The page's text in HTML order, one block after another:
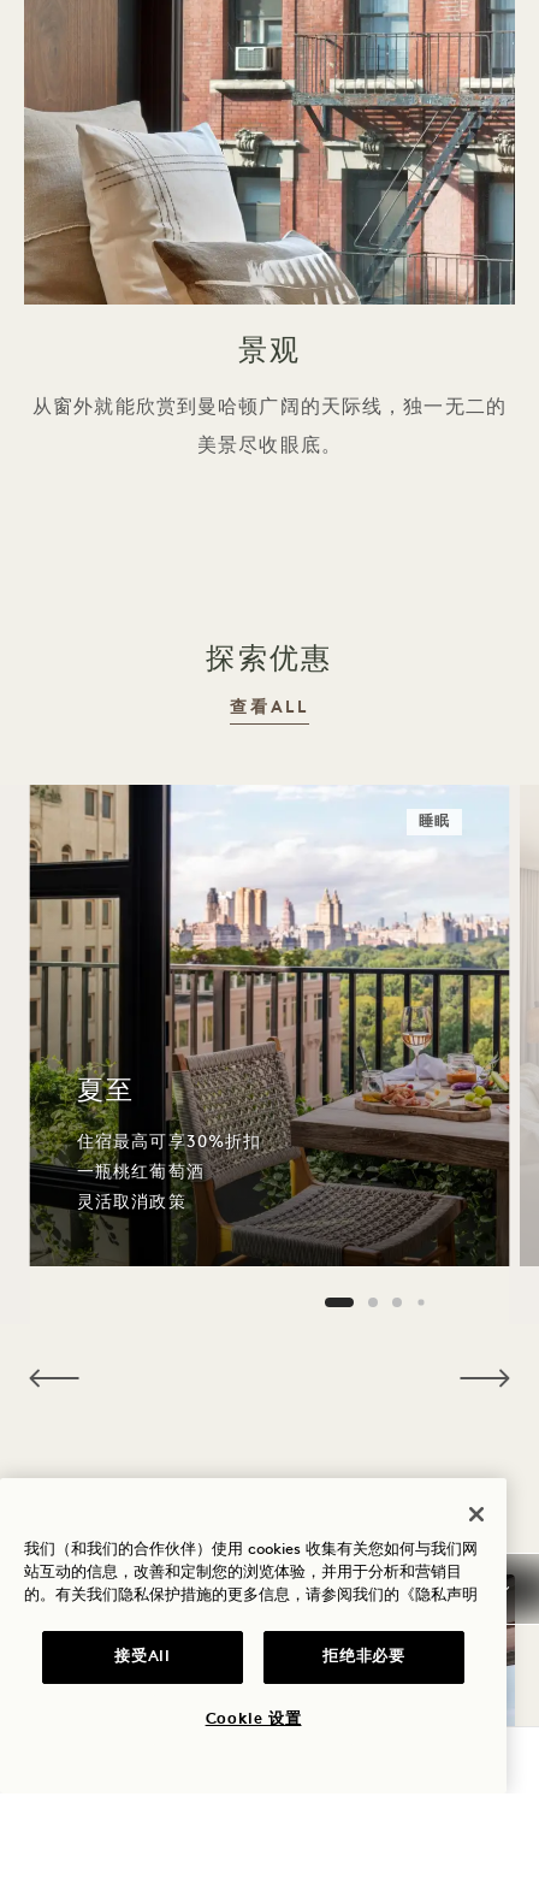
景观
从窗外就能欣赏到曼哈顿广阔的天际线，独一无二的
美景尽收眼底。
探索优惠
查看ALL
睡眠
夏至
住宿最高可享30%折扣
一瓶桃红葡萄酒
灵活取消政策
我们（和我们的合作伙伴）使用 cookies 收集有关您如何与我们网
站互动的信息，改善和定制您的浏览体验，并用于分析和营销目
的。有关我们隐私保护措施的更多信息，请参阅我们的 《隐私声明
接受All 拒绝非必要
Cookie 设置